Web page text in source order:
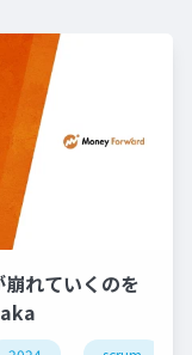
れていくのを